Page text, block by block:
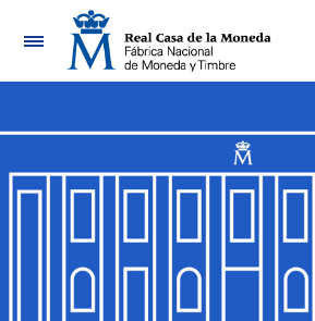
Nabigazioa
Erakutsi/Ezkutatu
Erakutsi/Ezkutatu
Erakutsi/Ezkutatu